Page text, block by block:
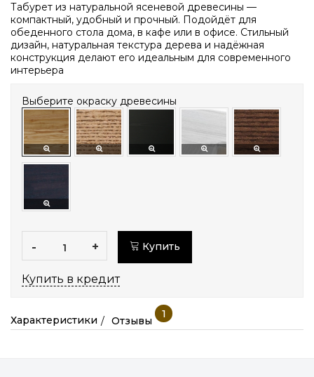
Табурет из натуральной ясеневой древесины —
компактный, удобный и прочный. Подойдёт для
обеденного стола дома, в кафе или в офисе. Стильный
дизайн, натуральная текстура дерева и надёжная
конструкция делают его идеальным для современного
интерьера
Выберите окраску древесины
- + Купить
Купить в кредит
Характеристики Отзывы
1